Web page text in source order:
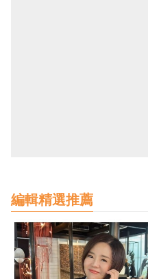
編輯精選推薦